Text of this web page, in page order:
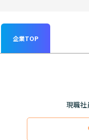
企業TOP
現職